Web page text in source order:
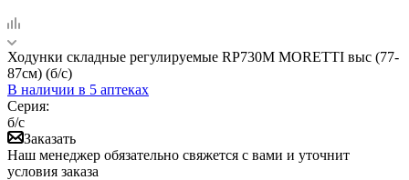
Ходунки складные регулируемые RP730M MORETTI выс (77-
87см) (б/с)
В наличии в 5 аптеках
Серия:
б/с
Заказать
Наш менеджер обязательно свяжется с вами и уточнит
условия заказа